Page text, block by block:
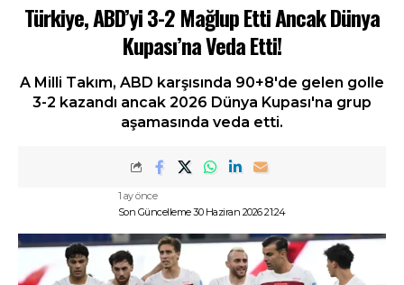
Türkiye, ABD’yi 3-2 Mağlup Etti Ancak Dünya
Kupası’na Veda Etti!
A Milli Takım, ABD karşısında 90+8'de gelen golle
3-2 kazandı ancak 2026 Dünya Kupası'na grup
aşamasında veda etti.
Son Güncelleme 30 Haziran 2026 21:24
1 ay önce